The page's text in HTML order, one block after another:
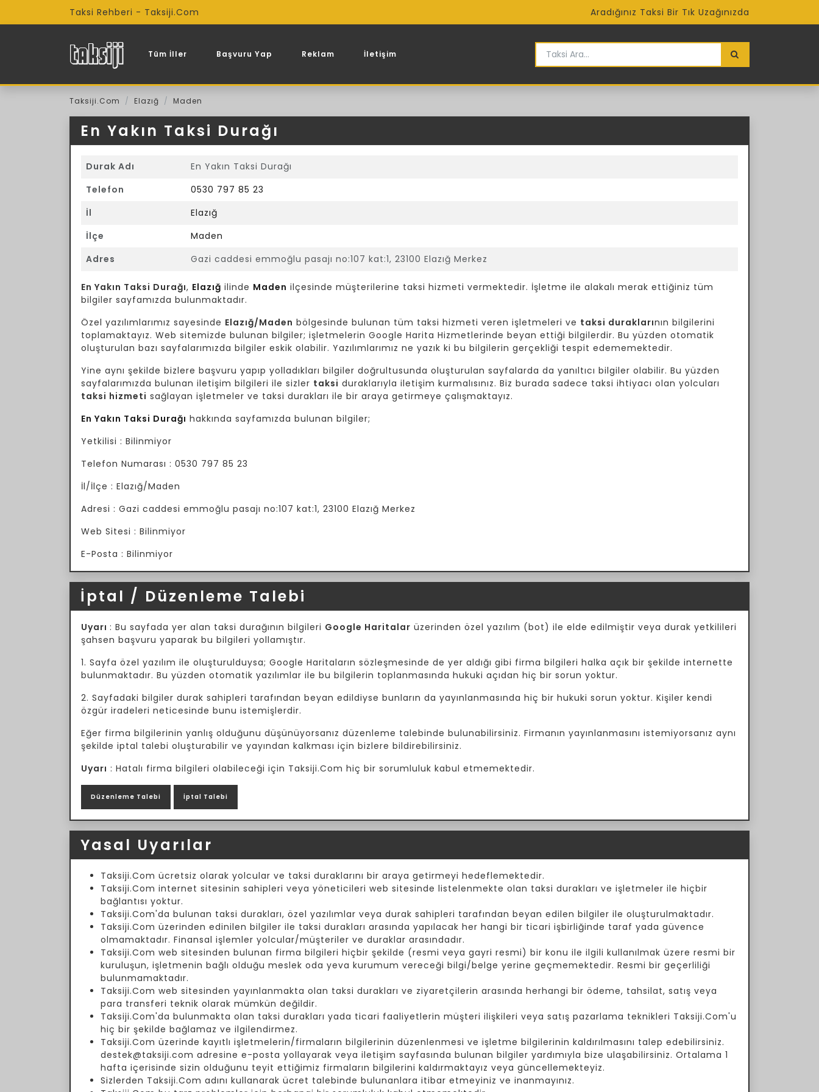
Taksi Rehberi - Taksiji.Com Aradığınız Taksi Bir Tık Uzağınızda
Tüm İller Başvuru Yap Reklam İletişim
Taksiji.Com Elazığ Maden
En Yakın Taksi Durağı
Durak Adı
En Yakın Taksi Durağı
Telefon
0530 797 85 23
İl
Elazığ
İlçe
Maden
Adres
Gazi caddesi emmoğlu pasajı no:107 kat:1, 23100 Elazığ Merkez
En Yakın Taksi Durağı, Elazığ ilinde Maden ilçesinde müşterilerine taksi hizmeti vermektedir. İşletme ile alakalı merak ettiğiniz tüm
bilgiler sayfamızda bulunmaktadır.
Özel yazılımlarımız sayesinde Elazığ/Maden bölgesinde bulunan tüm taksi hizmeti veren işletmeleri ve taksi duraklarının bilgilerini
toplamaktayız. Web sitemizde bulunan bilgiler; işletmelerin Google Harita Hizmetlerinde beyan ettiği bilgilerdir. Bu yüzden otomatik
oluşturulan bazı sayfalarımızda bilgiler eskik olabilir. Yazılımlarımız ne yazık ki bu bilgilerin gerçekliği tespit edememektedir.
Yine aynı şekilde bizlere başvuru yapıp yolladıkları bilgiler doğrultusunda oluşturulan sayfalarda da yanıltıcı bilgiler olabilir. Bu yüzden
sayfalarımızda bulunan iletişim bilgileri ile sizler taksi duraklarıyla iletişim kurmalısınız. Biz burada sadece taksi ihtiyacı olan yolcuları
taksi hizmeti sağlayan işletmeler ve taksi durakları ile bir araya getirmeye çalışmaktayız.
En Yakın Taksi Durağı hakkında sayfamızda bulunan bilgiler;
Yetkilisi : Bilinmiyor
Telefon Numarası : 0530 797 85 23
İl/İlçe : Elazığ/Maden
Adresi : Gazi caddesi emmoğlu pasajı no:107 kat:1, 23100 Elazığ Merkez
Web Sitesi : Bilinmiyor
E-Posta : Bilinmiyor
İptal / Düzenleme Talebi
Uyarı : Bu sayfada yer alan taksi durağının bilgileri Google Haritalar üzerinden özel yazılım (bot) ile elde edilmiştir veya durak yetkilileri
şahsen başvuru yaparak bu bilgileri yollamıştır.
1. Sayfa özel yazılım ile oluşturulduysa; Google Haritaların sözleşmesinde de yer aldığı gibi firma bilgileri halka açık bir şekilde internette
bulunmaktadır. Bu yüzden otomatik yazılımlar ile bu bilgilerin toplanmasında hukuki açıdan hiç bir sorun yoktur.
2. Sayfadaki bilgiler durak sahipleri tarafından beyan edildiyse bunların da yayınlanmasında hiç bir hukuki sorun yoktur. Kişiler kendi
özgür iradeleri neticesinde bunu istemişlerdir.
Eğer firma bilgilerinin yanlış olduğunu düşünüyorsanız düzenleme talebinde bulunabilirsiniz. Firmanın yayınlanmasını istemiyorsanız aynı
şekilde iptal talebi oluşturabilir ve yayından kalkması için bizlere bildirebilirsiniz.
Uyarı : Hatalı firma bilgileri olabileceği için Taksiji.Com hiç bir sorumluluk kabul etmemektedir.
Düzenleme Talebi İptal Talebi
Yasal Uyarılar
Taksiji.Com ücretsiz olarak yolcular ve taksi duraklarını bir araya getirmeyi hedeflemektedir.
Taksiji.Com internet sitesinin sahipleri veya yöneticileri web sitesinde listelenmekte olan taksi durakları ve işletmeler ile hiçbir
bağlantısı yoktur.
Taksiji.Com'da bulunan taksi durakları, özel yazılımlar veya durak sahipleri tarafından beyan edilen bilgiler ile oluşturulmaktadır.
Taksiji.Com üzerinden edinilen bilgiler ile taksi durakları arasında yapılacak her hangi bir ticari işbirliğinde taraf yada güvence
olmamaktadır. Finansal işlemler yolcular/müşteriler ve duraklar arasındadır.
Taksiji.Com web sitesinden bulunan firma bilgileri hiçbir şekilde (resmi veya gayri resmi) bir konu ile ilgili kullanılmak üzere resmi bir
kuruluşun, işletmenin bağlı olduğu meslek oda yeva kurumum vereceği bilgi/belge yerine geçmemektedir. Resmi bir geçerliliği
bulunmamaktadır.
Taksiji.Com web sitesinden yayınlanmakta olan taksi durakları ve ziyaretçilerin arasında herhangi bir ödeme, tahsilat, satış veya
para transferi teknik olarak mümkün değildir.
Taksiji.Com'da bulunmakta olan taksi durakları yada ticari faaliyetlerin müşteri ilişkileri veya satış pazarlama teknikleri Taksiji.Com'u
hiç bir şekilde bağlamaz ve ilgilendirmez.
Taksiji.Com üzerinde kayıtlı işletmelerin/firmaların bilgilerinin düzenlenmesi ve işletme bilgilerinin kaldırılmasını talep edebilirsiniz.
destek@taksiji.com adresine e-posta yollayarak veya iletişim sayfasında bulunan bilgiler yardımıyla bize ulaşabilirsiniz. Ortalama 1
hafta içerisinde sizin olduğunu teyit ettiğimiz firmaların bilgilerini kaldırmaktayız veya güncellemekteyiz.
Sizlerden Taksiji.Com adını kullanarak ücret talebinde bulunanlara itibar etmeyiniz ve inanmayınız.